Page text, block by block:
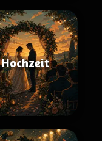
Hochzeit